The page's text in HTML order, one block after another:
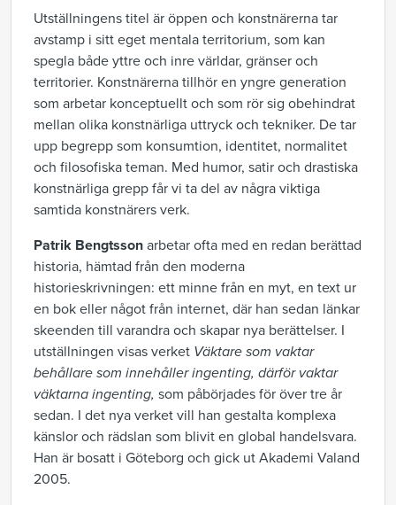
Utställningens titel är öppen och konstnärerna tar
avstamp i sitt eget mentala territorium, som kan
spegla både yttre och inre världar, gränser och
territorier. Konstnärerna tillhör en yngre generation
som arbetar konceptuellt och som rör sig obehindrat
mellan olika konstnärliga uttryck och tekniker. De tar
upp begrepp som konsumtion, identitet, normalitet
och filosofiska teman. Med humor, satir och drastiska
konstnärliga grepp får vi ta del av några viktiga
samtida konstnärers verk.
Patrik Bengtsson arbetar ofta med en redan berättad
historia, hämtad från den moderna
historieskrivningen: ett minne från en myt, en text ur
en bok eller något från internet, där han sedan länkar
skeenden till varandra och skapar nya berättelser. I
utställningen visas verket Väktare som vaktar
behållare som innehåller ingenting, därför vaktar
väktarna ingenting, som påbörjades för över tre år
sedan. I det nya verket vill han gestalta komplexa
känslor och rädslan som blivit en global handelsvara.
Han är bosatt i Göteborg och gick ut Akademi Valand
2005.